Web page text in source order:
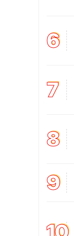
6
7
8
9